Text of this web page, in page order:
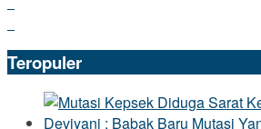
Teropuler